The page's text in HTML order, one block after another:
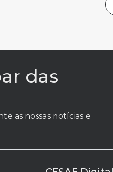
das
as nossas notícias e